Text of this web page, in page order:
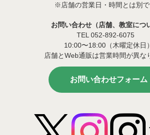
※店舗の営業日・時間とは別で
お問い合わせ（店舗、教室につ
TEL 052-892-6075
10:00〜18:00（木曜定休日）
店舗とWeb通販は営業時間が異な
お問い合わせフォーム